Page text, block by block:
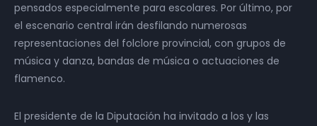
pensados especialmente para escolares. Por último, por
el escenario central irán desfilando numerosas
representaciones del folclore provincial, con grupos de
música y danza, bandas de música o actuaciones de
flamenco.
El presidente de la Diputación ha invitado a los y las